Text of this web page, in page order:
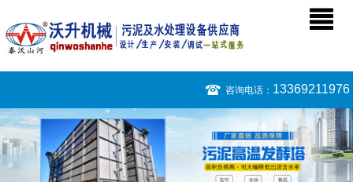
咨询电话： 13369211976